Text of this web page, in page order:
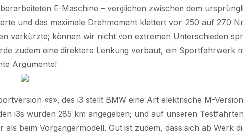
E-Maschine – verglichen zwischen dem
und das maximale Drehmoment klettert von 250 auf 270
verkürzte; können wir nicht von extremen Unterschieden
zudem eine direktere Lenkung verbaut, ein Sportfahrwerk
Argumente!
«s», des i3 stellt BMW eine Art elektrische M-
i3s wurden 285 km angegeben; und auf unseren
beim Vorgängermodell. Gut ist zudem, dass sich ab Werk